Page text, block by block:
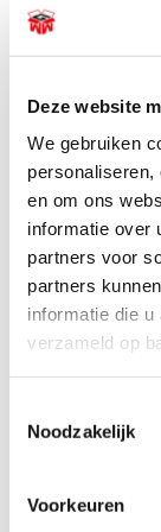
Deze website
We gebruiken
en om ons
informatie over
partners voor
partners
informatie die
verzameld op
Noodzakelijk
Voorkeuren
113
Meer
114
Meer
116
Meer
117
Meer
118